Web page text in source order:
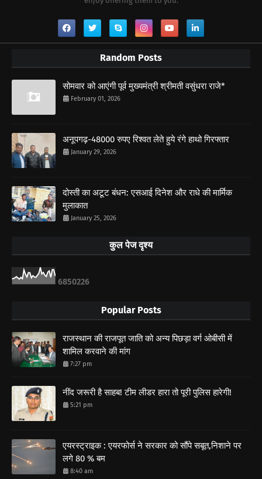
Random Posts
सोमवार को आएंगी पूर्व मुख्यमंत्री श्रीमती वसुंधरा राजे*
February 01, 2026
अनूपगढ़-48000 रुपए रिश्वत लेते हुये रंगे हाथो गिरफ्तार
January 29, 2026
दोस्ती का अटूट बंधन: एसआई दिनेश और राधे की मार्मिक
मुलाकात
January 25, 2026
कुल पेज दृश्य
6850226
Popular Posts
राजस्थान की राजपूत जाति को अन्य पिछड़ा वर्ग ओबीसी में
शामिल करवाने की मांग
7:27 pm
नींद जरूरी है साहब! टीम लीडर हारा तो पूरी पुलिस हारेगी!
5:21 pm
एयरस्ट्राइक : एयरफोर्स ने सरकार को सौंपे सबूत,निशाने पर
लगे 80 % बम
8:40 am